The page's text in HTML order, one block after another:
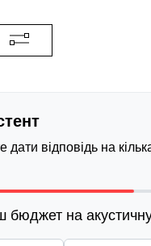
дати відповідь на
бюджет на акустичну